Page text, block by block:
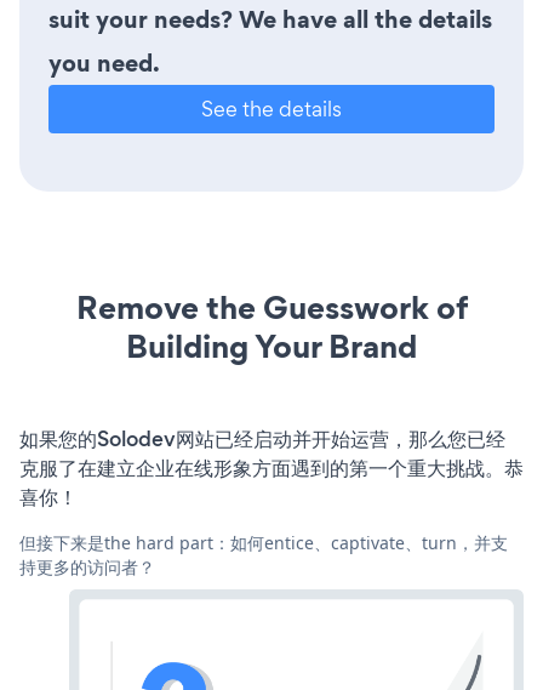
suit your needs? We have all the details
you need.
See the details
Remove the Guesswork of
Building Your Brand
如果您的Solodev网站已经启动并开始运营，那么您已经
克服了在建立企业在线形象方面遇到的第一个重大挑战。恭
喜你！
但接下来是the hard part：如何entice、captivate、turn，并支
持更多的访问者？